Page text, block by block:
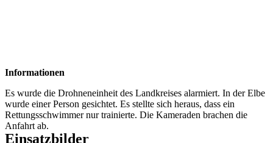
Informationen
Es wurde die Drohneneinheit des Landkreises alarmiert. In der Elbe
wurde einer Person gesichtet. Es stellte sich heraus, dass ein
Rettungsschwimmer nur trainierte. Die Kameraden brachen die
Anfahrt ab.
Einsatzbilder